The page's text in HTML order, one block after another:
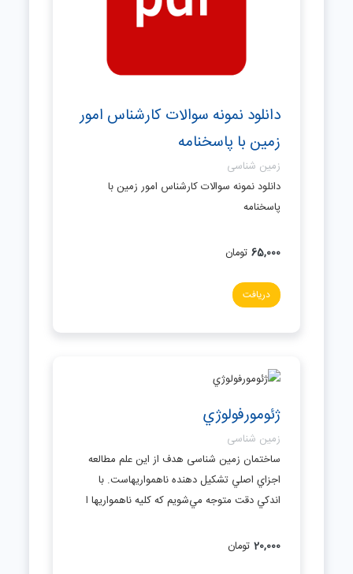
دانلود نمونه سوالات کارشناس امور
زمین با پاسخنامه
زمین شناسی
دانلود نمونه سوالات کارشناس امور زمین با
پاسخنامه
65,000 تومان
دریافت
ژئومورفولوژي
زمین شناسی
ساختمان زمین شناسی هدف از اين علم مطالعه
اجزاي اصلي تشكيل دهنده ناهمواريهاست. با
اندكي دقت متوجه مي‌شويم كه كليه ناهمواريها ا
20,000 تومان